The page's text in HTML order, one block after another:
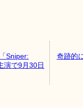
Sniper:
演で9月30日
奇跡的